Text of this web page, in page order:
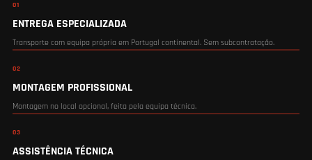
01
ENTREGA ESPECIALIZADA
Transporte com equipa própria em Portugal continental. Sem subcontratação.
02
MONTAGEM PROFISSIONAL
Montagem no local opcional, feita pela equipa técnica.
03
ASSISTÊNCIA TÉCNICA